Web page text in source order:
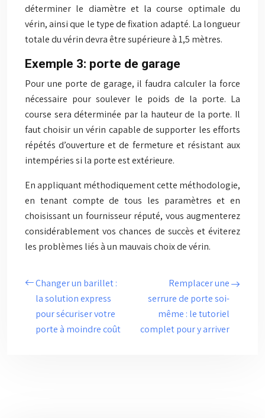
déterminer le diamètre et la course optimale du
vérin, ainsi que le type de fixation adapté. La longueur
totale du vérin devra être supérieure à 1,5 mètres.
Exemple 3: porte de garage
Pour une porte de garage, il faudra calculer la force
nécessaire pour soulever le poids de la porte. La
course sera déterminée par la hauteur de la porte. Il
faut choisir un vérin capable de supporter les efforts
répétés d’ouverture et de fermeture et résistant aux
intempéries si la porte est extérieure.
En appliquant méthodiquement cette méthodologie,
en tenant compte de tous les paramètres et en
choisissant un fournisseur réputé, vous augmenterez
considérablement vos chances de succès et éviterez
les problèmes liés à un mauvais choix de vérin.
Changer un barillet :
la solution express
pour sécuriser votre
porte à moindre coût
Remplacer une
serrure de porte soi-
même : le tutoriel
complet pour y arriver